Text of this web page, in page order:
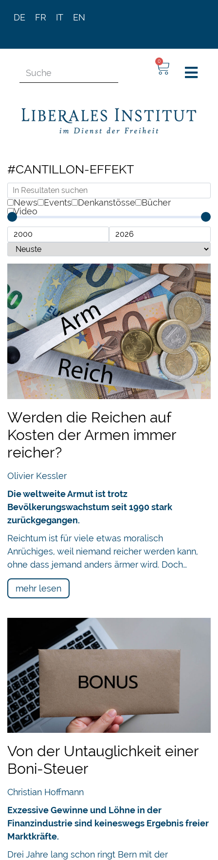
DE FR IT EN
0
#CANTILLON-EFFEKT
News Events Denkanstösse
Bücher
Video
Werden die Reichen auf
Kosten der Armen immer
reicher?
Olivier Kessler
Die weltweite Armut ist trotz
Bevölkerungswachstum seit 1990 stark
zurückgegangen.
Reichtum ist für viele etwas moralisch
Anrüchiges, weil niemand reicher werden kann,
ohne dass jemand anders ärmer wird. Doch…
mehr lesen
Von der Untauglichkeit einer
Boni-Steuer
Christian Hoffmann
Exzessive Gewinne und Löhne in der
Finanzindustrie sind keineswegs Ergebnis freier
Marktkräfte.
Drei Jahre lang schon ringt Bern mit der